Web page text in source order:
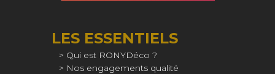
LES ESSENTIELS
Qui est RONYDéco ?
Nos engagements qualité